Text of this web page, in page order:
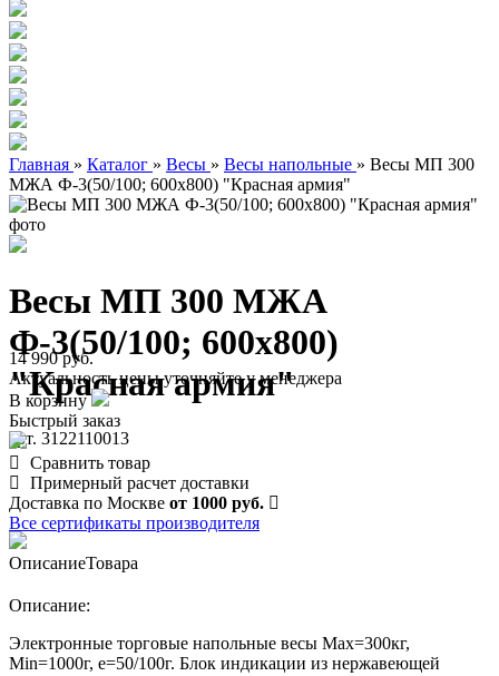
Главная » Каталог » Весы » Весы напольные » Весы МП 300
МЖА Ф-3(50/100; 600х800) "Красная армия"
Весы МП 300 МЖА
Ф-3(50/100; 600х800)
"Красная армия"
арт. 3122110013
14 990 руб.
Актуальность цены уточняйте у менеджера
В корзину
Быстрый заказ
Сравнить товар
Примерный расчет доставки
Доставка по Москве от 1000 руб.
Все сертификаты производителя
ОписаниеТовара
Описание:
Электронные торговые напольные весы Мах=300кг,
Min=1000г, e=50/100г. Блок индикации из нержавеющей